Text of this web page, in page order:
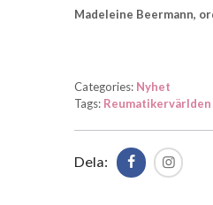
Madeleine Beermann,
Categories: Nyhet
Tags: Reumatikervärlden
Dela: